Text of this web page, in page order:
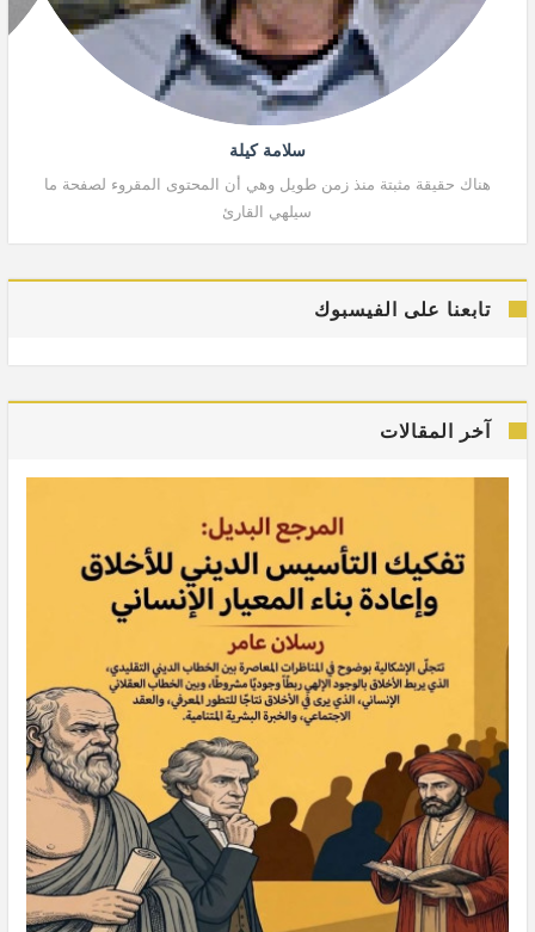
سلامة كيلة
هناك حقيقة مثبتة منذ زمن طويل وهي أن المحتوى المقروء لصفحة ما
سيلهي القارئ
تابعنا على الفيسبوك
آخر المقالات